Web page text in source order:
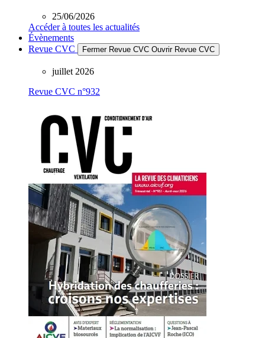
25/06/2026
Accéder à toutes les actualités
Évènements
Revue CVC
Fermer Revue CVC Ouvrir Revue CVC
juillet 2026
Revue CVC n°932